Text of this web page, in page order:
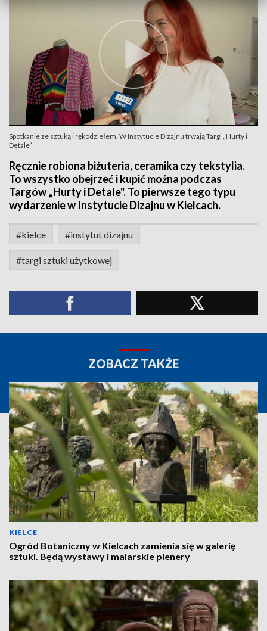
Spotkanie ze sztuką i rękodziełem. W Instytucie Dizajnu trwają Targi „Hurty i
Detale”
Ręcznie robiona biżuteria, ceramika czy tekstylia.
To wszystko obejrzeć i kupić można podczas
Targów „Hurty i Detale". To pierwsze tego typu
wydarzenie w Instytucie Dizajnu w Kielcach.
#kielce #instytut dizajnu
#targi sztuki użytkowej
ZOBACZ TAKŻE
KIELCE
Ogród Botaniczny w Kielcach zamienia się w galerię
sztuki. Będą wystawy i malarskie plenery